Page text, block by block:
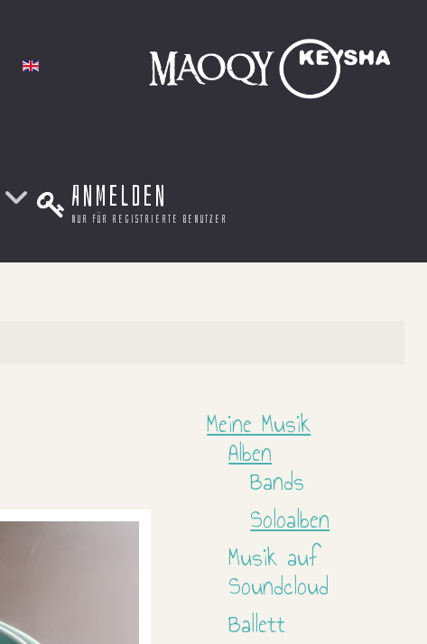
Anmelden
nur für registrierte benutzer
Meine Musik
Alben
Bands
Soloalben
Musik auf
Soundcloud
Ballett